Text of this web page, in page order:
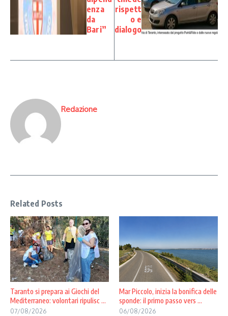
enza
da
Bari”
rispett
o e
dialogo
Redazione
Related Posts
Taranto si prepara ai Giochi del
Mediterraneo: volontari ripulisc ...
07/08/2026
Mar Piccolo, inizia la bonifica delle
sponde: il primo passo vers ...
06/08/2026